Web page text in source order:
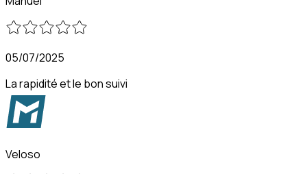
05/07/2025
La rapidité et le bon suivi
Veloso